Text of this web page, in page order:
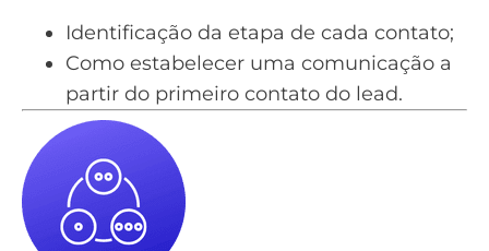
Identificação da etapa de cada contato;
Como estabelecer uma comunicação a
partir do primeiro contato do lead.